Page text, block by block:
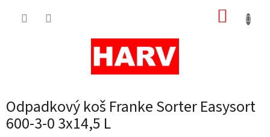
Odpadkový koš Franke Sorter Easysort
600-3-0 3x14,5 L